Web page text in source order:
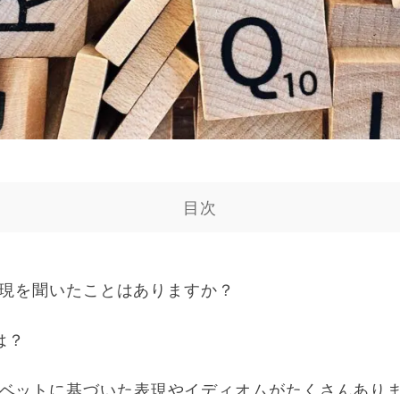
目次
を聞いたことはありますか？
ットに基づいた表現やイディオムがたくさんあり